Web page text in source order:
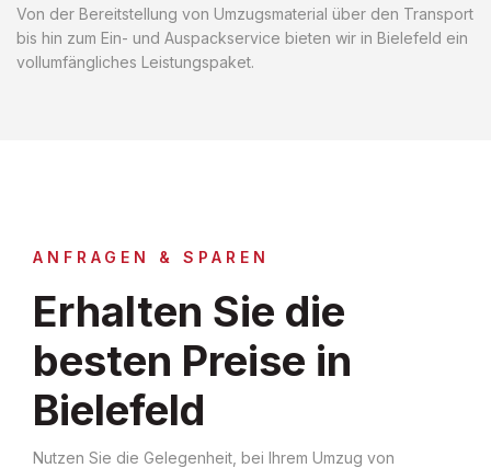
Von der Bereitstellung von Umzugsmaterial über den Transport
bis hin zum Ein- und Auspackservice bieten wir in Bielefeld ein
vollumfängliches Leistungspaket.
ANFRAGEN & SPAREN
Erhalten Sie die
besten Preise in
Bielefeld
Nutzen Sie die Gelegenheit, bei Ihrem Umzug von